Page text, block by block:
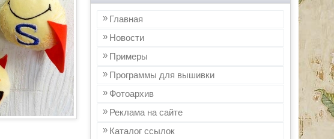
Главная
Новости
Примеры
Программы для вышивки
Фотоархив
Реклама на сайте
Каталог ссылок